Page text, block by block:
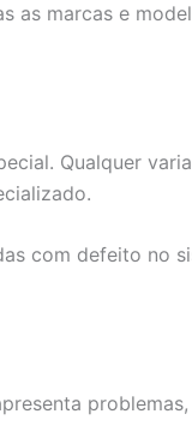
marcas e
Qualquer
com defeito no